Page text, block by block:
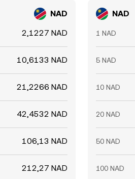
NAD
2,1227 NAD
10,6133 NAD
21,2266 NAD
42,4532 NAD
106,13 NAD
212,27 NAD
NAD
1 NAD
5 NAD
10 NAD
20 NAD
50 NAD
100 NAD